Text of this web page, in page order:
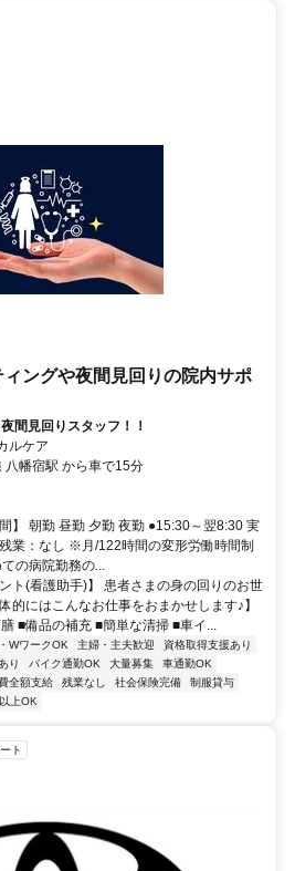
ングや夜間見回りの院内サポ
間見回りスタッフ！！
ルケア
八幡宿駅 から車で15分
】 朝勤 昼勤 夕勤 夜勤 ●15:30～翌8:30 実
業：なし ※⽉/122時間の変形労働時間制
ての病院勤務の...
ト(看護助手)】 患者さまの身の回りのお世
的にはこんなお仕事をおまかせします♪】
■備品の補充 ■簡単な清掃 ■車イ...
WワークOK 主婦・主夫歓迎
資格取得支援あり
り バイク通勤OK 大量募集
車通勤OK
全額支給 残業なし 社会保険完備
制服貸与
上OK
ト